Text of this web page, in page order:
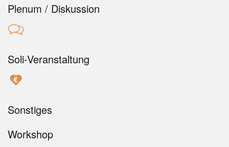
Plenum / Diskussion
Soli-Veranstaltung
Sonstiges
Workshop